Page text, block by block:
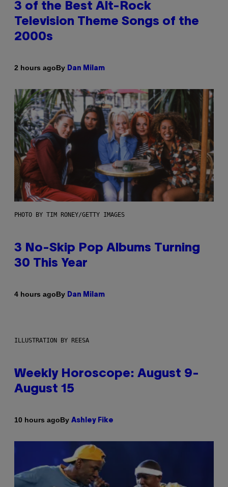
3 of the Best Alt-Rock
Television Theme Songs of the
2000s
2 hours agoBy Dan Milam
PHOTO BY TIM RONEY/GETTY IMAGES
3 No-Skip Pop Albums Turning
30 This Year
4 hours agoBy Dan Milam
ILLUSTRATION BY REESA
Weekly Horoscope: August 9-
August 15
10 hours agoBy Ashley Fike